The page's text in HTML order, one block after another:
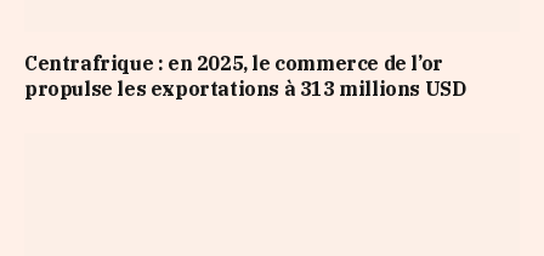
Centrafrique : en 2025, le commerce de l’or
propulse les exportations à 313 millions USD